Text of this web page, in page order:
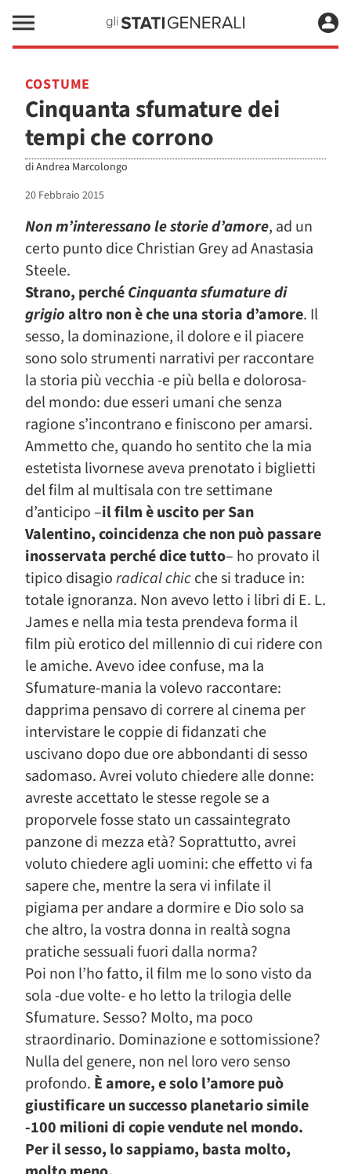
COSTUME
Cinquanta sfumature dei
tempi che corrono
diAndrea Marcolongo
20 Febbraio 2015
Non m’interessano le storie d’amore, ad un
certo punto dice Christian Grey ad Anastasia
Steele.
Strano, perchéCinquanta sfumature di
grigioaltro non è che una storia d’amore. Il
sesso, la dominazione, il dolore e il piacere
sono solo strumenti narrativi per raccontare
la storia più vecchia -e più bella e dolorosa-
del mondo: due esseri umani che senza
ragione s’incontrano e finiscono per amarsi.
Ammetto che, quando ho sentito che la mia
estetista livornese aveva prenotato i biglietti
del film al multisala con tre settimane
d’anticipo –il film è uscito per San
Valentino, coincidenza che non può passare
inosservata perché dice tutto– ho provato il
tipico disagioradical chicche si traduce in:
totale ignoranza. Non avevo letto i libri di E. L.
James e nella mia testa prendeva forma il
film più erotico del millennio di cui ridere con
le amiche. Avevo idee confuse, ma la
Sfumature-mania la volevo raccontare:
dapprima pensavo di correre al cinema per
intervistare le coppie di fidanzati che
uscivano dopo due ore abbondanti di sesso
sadomaso. Avrei voluto chiedere alle donne:
avreste accettato le stesse regole se a
proporvele fosse stato un cassaintegrato
panzone di mezza età? Soprattutto, avrei
voluto chiedere agli uomini: che effetto vi fa
sapere che, mentre la sera vi infilate il
pigiama per andare a dormire e Dio solo sa
che altro, la vostra donna in realtà sogna
pratiche sessuali fuori dalla norma?
Poi non l’ho fatto, il film me lo sono visto da
sola -due volte- e ho letto la trilogia delle
Sfumature. Sesso? Molto, ma poco
straordinario. Dominazione e sottomissione?
Nulla del genere, non nel loro vero senso
profondo. È amore, e solo l’amore può
giustificare un successo planetario simile
-100 milioni di copie vendute nel mondo.
Per il sesso, lo sappiamo, basta molto,